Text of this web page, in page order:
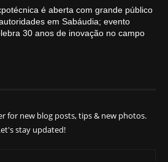
é aberta com grande público
em Sabáudia; evento
30 anos de inovação no campo
for new blog posts, tips & new photos.
stay updated!